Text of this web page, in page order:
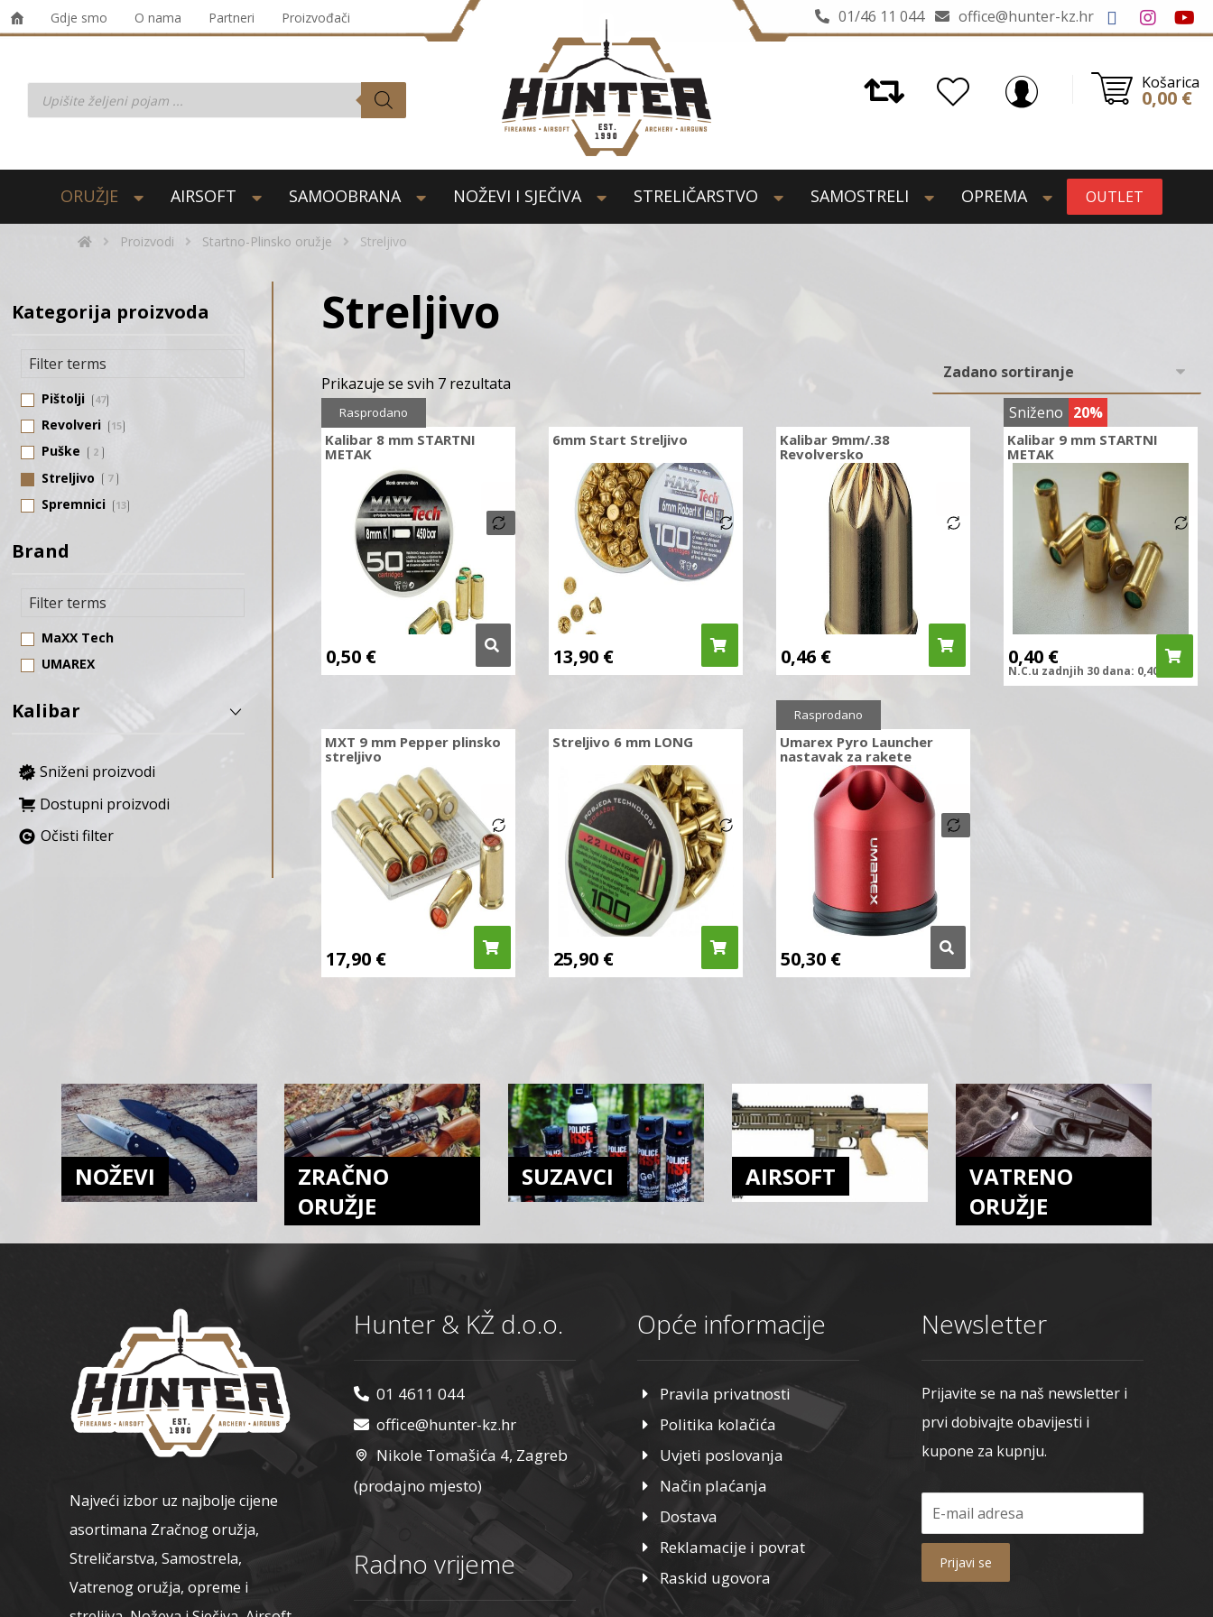
Gdje smo O nama Partneri Proizvođači office@hunter-kz.hr
01/46 11 044
Košarica
0,00 €
ORUŽJE AIRSOFT SAMOOBRANA NOŽEVI I SJEČIVA STRELIČARSTVO SAMOSTRELI OPREMA OUTLET
Proizvodi Startno-Plinsko oružje Streljivo
Streljivo
Prikazuje se svih 7 rezultata
Kalibar 8 mm STARTNI
METAK
0,50 €
Rasprodano
6mm Start Streljivo
13,90 €
Kalibar 9mm/.38
Revolversko
0,46 €
Sniženo 20%
Kalibar 9 mm STARTNI
METAK
0,40 €
N.C.u zadnjih 30 dana: 0,40
MXT 9 mm Pepper plinsko
streljivo
17,90 €
Streljivo 6 mm LONG
25,90 €
Umarex Pyro Launcher
nastavak za rakete
50,30 €
Rasprodano
Kategorija proizvoda
Pištolji 47
Revolveri 15
Puške 2
Streljivo 7
Spremnici 13
Brand
MaXX Tech
UMAREX
Kalibar
Sniženi proizvodi
Dostupni proizvodi
Očisti filter
NOŽEVI
ZRAČNO
ORUŽJE
SUZAVCI AIRSOFT
VATRENO
ORUŽJE
Najveći izbor uz najbolje cijene
asortimana Zračnog oružja,
Streličarstva, Samostrela,
Vatrenog oružja, opreme i
Hunter & KŽ d.o.o.
01 4611 044
office@hunter-kz.hr
Nikole Tomašića 4, Zagreb
(prodajno mjesto)
Radno vrijeme
Opće informacije
Pravila privatnosti
Politika kolačića
Uvjeti poslovanja
Način plaćanja
Dostava
Reklamacije i povrat
Raskid ugovora
Newsletter
Prijavite se na naš newsletter i
prvi dobivajte obavijesti i
kupone za kupnju.
Prijavi se